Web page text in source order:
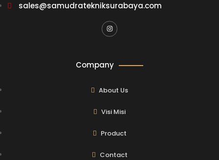
sales@samudratekniksurabaya.com
Company
About Us
Visi Misi
Product
Contact